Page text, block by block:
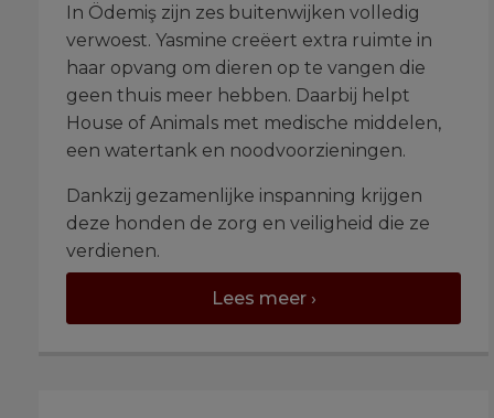
In Ödemiş zijn zes buitenwijken volledig
verwoest. Yasmine creëert extra ruimte in
haar opvang om dieren op te vangen die
geen thuis meer hebben. Daarbij helpt
House of Animals met medische middelen,
een watertank en noodvoorzieningen.
Dankzij gezamenlijke inspanning krijgen
deze honden de zorg en veiligheid die ze
verdienen.
Lees meer ›